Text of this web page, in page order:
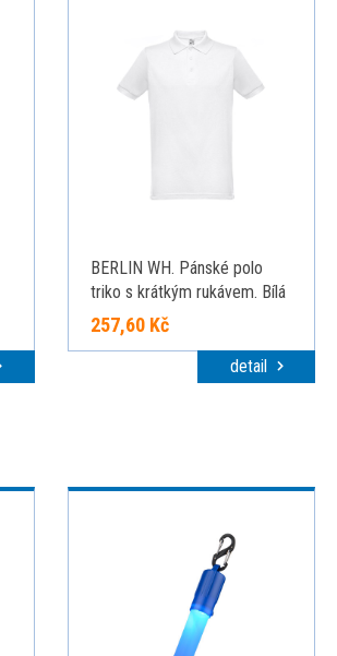
BERLIN WH. Pánské polo
triko s krátkým rukávem. Bílá
barva, bílá, L
257,60 Kč
detail